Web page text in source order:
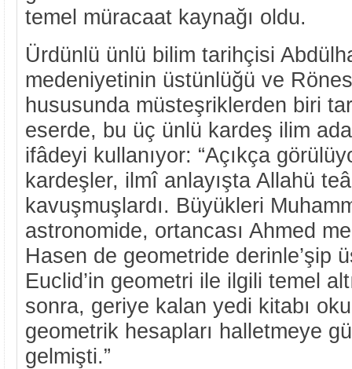
temel müracaat kaynağı oldu.
Ürdünlü ünlü bilim tarihçisi
medeniyetinin üstünlüğü ve
hususunda müsteşriklerden biri
eserde, bu üç ünlü kardeş ilim
ifâdeyi kullanıyor: “Açıkça
kardeşler, ilmî anlayışta Allahü
kavuşmuşlardı. Büyükleri
astronomide, ortancası Ahmed
Hasen de geometride derinle’şip
Euclid’in geometri ile ilgili temel
sonra, geriye kalan yedi kitabı
geometrik hesapları halletmeye
gelmişti.”